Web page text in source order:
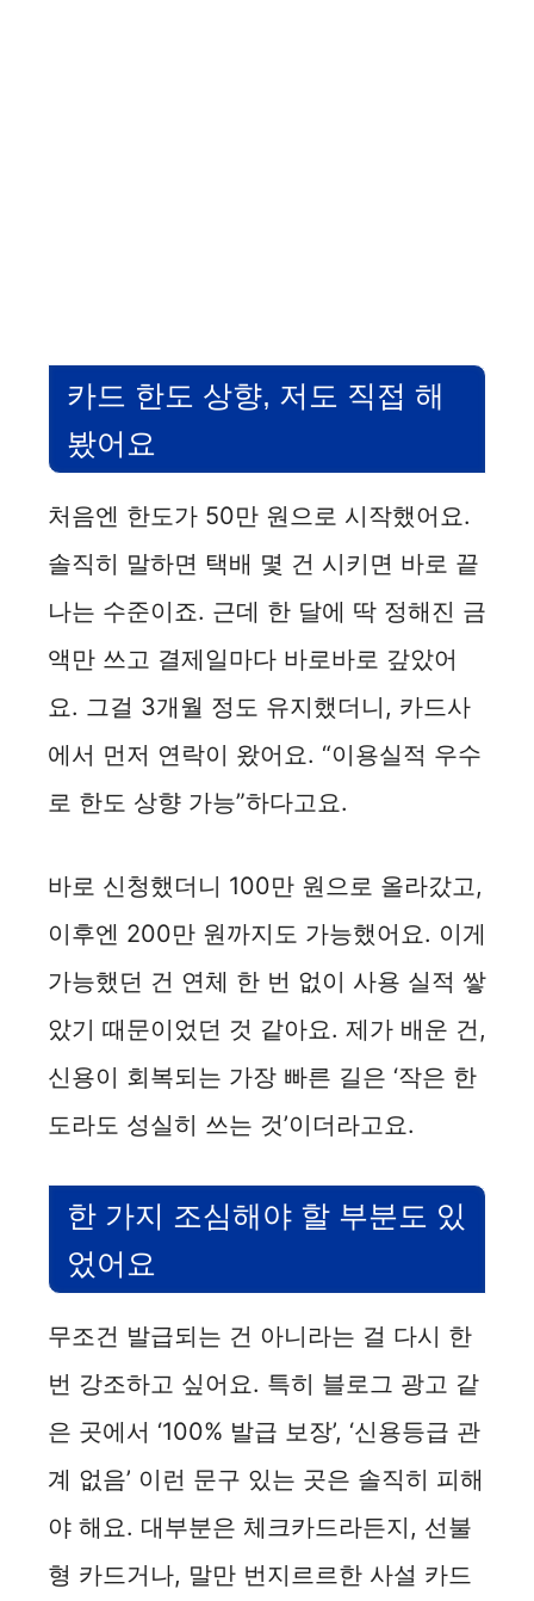
카드 한도 상향, 저도 직접 해
봤어요
처음엔 한도가 50만 원으로 시작했어요.
솔직히 말하면 택배 몇 건 시키면 바로 끝
나는 수준이죠. 근데 한 달에 딱 정해진 금
액만 쓰고 결제일마다 바로바로 갚았어
요. 그걸 3개월 정도 유지했더니, 카드사
에서 먼저 연락이 왔어요. “이용실적 우수
로 한도 상향 가능”하다고요.
바로 신청했더니 100만 원으로 올라갔고,
이후엔 200만 원까지도 가능했어요. 이게
가능했던 건 연체 한 번 없이 사용 실적 쌓
았기 때문이었던 것 같아요. 제가 배운 건,
신용이 회복되는 가장 빠른 길은 ‘작은 한
도라도 성실히 쓰는 것’이더라고요.
한 가지 조심해야 할 부분도 있
었어요
무조건 발급되는 건 아니라는 걸 다시 한
번 강조하고 싶어요. 특히 블로그 광고 같
은 곳에서 ‘100% 발급 보장’, ‘신용등급 관
계 없음’ 이런 문구 있는 곳은 솔직히 피해
야 해요. 대부분은 체크카드라든지, 선불
형 카드거나, 말만 번지르르한 사설 카드